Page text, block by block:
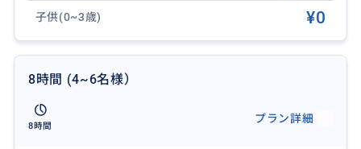
ハノイで観光ガイドのレンタルサービスをご利用いた
子供(0~3歳) ¥0
8時間 (4~6名様）
8時間
プラン詳細